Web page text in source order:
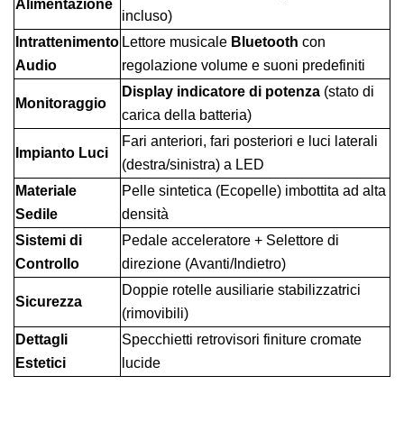
Alimentazione
incluso)
Intrattenimento
Audio
Lettore musicale Bluetooth con
regolazione volume e suoni predefiniti
Monitoraggio
Display indicatore di potenza (stato di
carica della batteria)
Impianto Luci
Fari anteriori, fari posteriori e luci laterali
(destra/sinistra) a LED
Materiale
Sedile
Pelle sintetica (Ecopelle) imbottita ad alta
densità
Sistemi di
Controllo
Pedale acceleratore + Selettore di
direzione (Avanti/Indietro)
Sicurezza
Doppie rotelle ausiliarie stabilizzatrici
(rimovibili)
Dettagli
Estetici
Specchietti retrovisori finiture cromate
lucide